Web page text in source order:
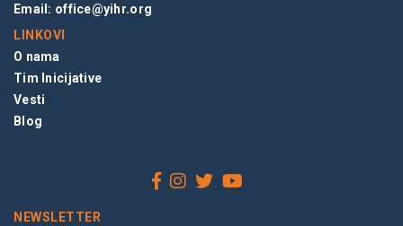
Email: office@yihr.org
LINKOVI
O nama
Tim Inicijative
Vesti
Blog
NEWSLETTER